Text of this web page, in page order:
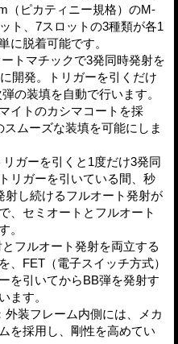
（ピカティニー規格）のM-
ト、7スロットの3種類が各1
に脱着可能です。
トマチックで3発同時発射を
開発。トリガーを引くだけ
の装填を自動で行います。
イトのカシマコートを採
ムーズな装填を可能にしま
ガーを引くと1度だけ3発同
リガーを引いている間、秒
射し続けるフルオート発射が
、セミオートとフルオート
。
フルオート発射を両立する
、FET（電子スイッチ方式）
を引いてからBB弾を発射す
ます。
装フレーム内側には、メカ
を採用し、剛性を高めてい